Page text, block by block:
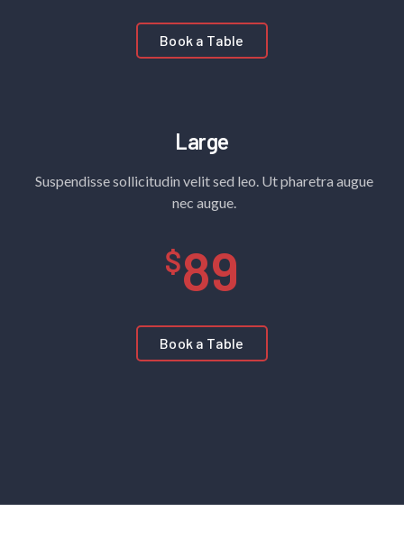
Book a Table
Large
Suspendisse sollicitudin velit sed leo. Ut pharetra augue
nec augue.
89
Book a Table